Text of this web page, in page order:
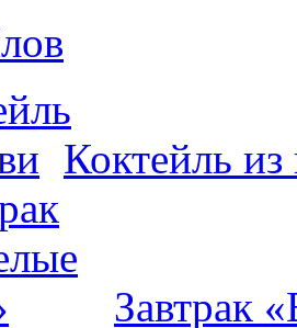
Коктейль из
Завтрак